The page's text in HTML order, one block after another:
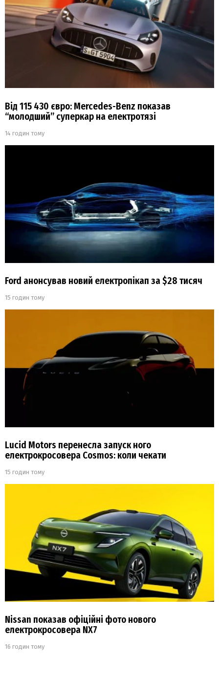
Від 115 430 євро: Mercedes-Benz показав
“молодший” суперкар на електротязі
14 годин тому
Ford анонсував новий електропікап за $28 тисяч
15 годин тому
Lucid Motors перенесла запуск ного
електрокросовера Cosmos: коли чекати
15 годин тому
Nissan показав офіційні фото нового
електрокросовера NX7
16 годин тому